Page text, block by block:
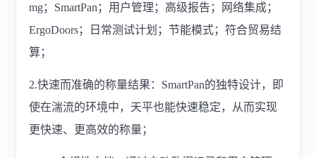
mg；SmartPan；用户管理；高级报告；网络集成；
ErgoDoors；日常测试计划；节能模式；符合贸易结
算；
2.快速而准确的称量结果：SmartPan的独特设计，即
使在湍流的环境中，天平也能快速稳定，从而实现
更快速、更高效的称量；